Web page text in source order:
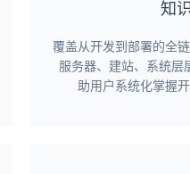
知
覆盖从开发到部署的全
服务器、建站、系统层
助用户系统化掌握